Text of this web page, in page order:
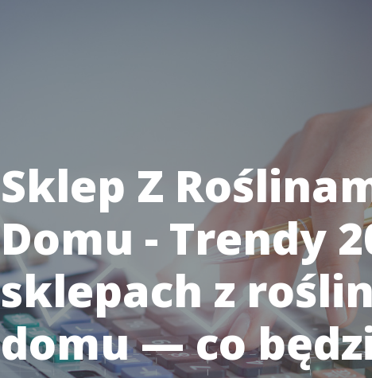
Sklep Z
Domu - Trendy
sklepach z
domu — co